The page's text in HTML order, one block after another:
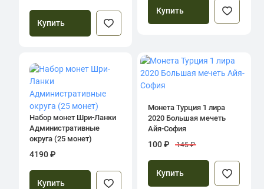
Купить
Купить
Набор монет Шри-Ланки
Административные
округа (25 монет)
4190 ₽
Купить
Монета Турция 1 лира
2020 Большая мечеть
Айя-София
100 ₽ 145 ₽
Купить